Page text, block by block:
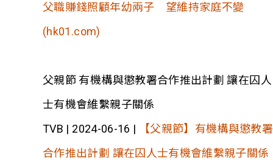
父職賺錢照顧年幼兩子 望維持家庭不變
(hk01.com)
父親節 有機構與懲教署合作推出計劃 讓在囚人
士有機會維繫親子關係
TVB | 2024-06-16 |
【父親節】有機構與懲教署
合作推出計劃 讓在囚人士有機會維繫親子關係